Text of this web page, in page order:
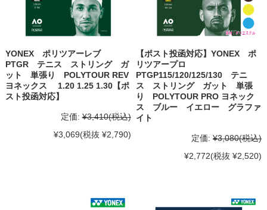
YONEX ポリツアーレブ
PTGR テニス ストリング ガ
ット 単張り POLYTOUR REV
ヨネックス 1.20 1.25 1.30【ポ
スト投函対応】
定価: ¥3,410(税込)
¥3,069(税抜 ¥2,790)
【ポスト投函対応】YONEX ポ
リツアープロ
PTGP115/120/125/130 テニ
ス ストリング ガット 単張
り POLYTOUR PRO ヨネック
ス ブルー イエロー グラファ
イト
定価: ¥3,080(税込)
¥2,772(税抜 ¥2,520)